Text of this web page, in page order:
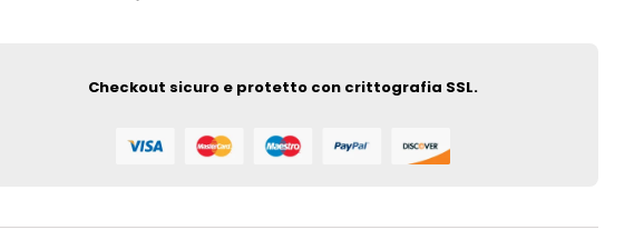
Checkout sicuro e protetto con crittografia SSL.